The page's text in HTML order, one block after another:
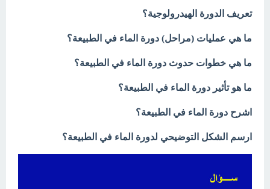
تعريف الدورة الهيدرولوجية؟
ما هي عمليات (مراحل) دورة الماء في الطبيعة؟
ما هي خطوات حدوث دورة الماء في الطبيعة؟
ما هو تأثير دورة الماء في الطبيعة؟
اشرح دورة الماء في الطبيعة؟
ارسم الشكل التوضيحي لدورة الماء في الطبيعة؟